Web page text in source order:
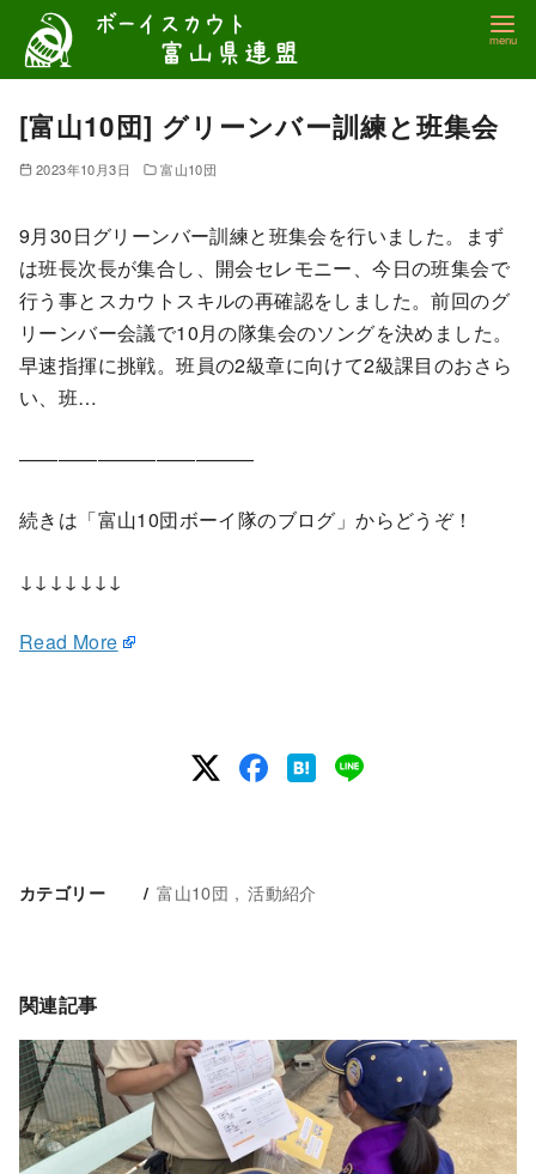
テ
[富山10団] グリーンバー訓練と班集会
2023年10月3日 富山10団
9月30日グリーンバー訓練と班集会を行いました。まず
は班長次長が集合し、開会セレモニー、今日の班集会で
行う事とスカウトスキルの再確認をしました。前回のグ
リーンバー会議で10月の隊集会のソングを決めました。
早速指揮に挑戦。班員の2級章に向けて2級課目のおさら
い、班…
————————————
続きは「富山10団ボーイ隊のブログ」からどうぞ！
↓↓↓↓↓↓↓
Read More
カテゴリー 富山10団 活動紹介
関連記事